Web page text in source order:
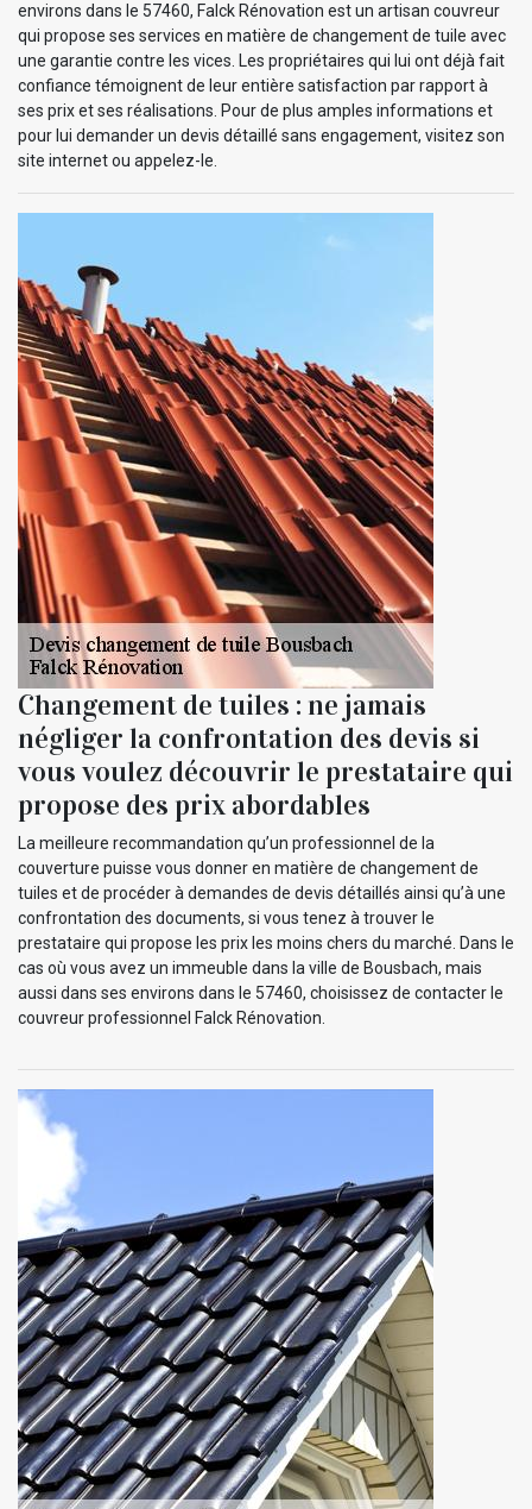
environs dans le 57460, Falck Rénovation est un artisan couvreur
qui propose ses services en matière de changement de tuile avec
une garantie contre les vices. Les propriétaires qui lui ont déjà fait
confiance témoignent de leur entière satisfaction par rapport à
ses prix et ses réalisations. Pour de plus amples informations et
pour lui demander un devis détaillé sans engagement, visitez son
site internet ou appelez-le.
Changement de tuiles : ne jamais
négliger la confrontation des devis si
vous voulez découvrir le prestataire qui
propose des prix abordables
La meilleure recommandation qu’un professionnel de la
couverture puisse vous donner en matière de changement de
tuiles et de procéder à demandes de devis détaillés ainsi qu’à une
confrontation des documents, si vous tenez à trouver le
prestataire qui propose les prix les moins chers du marché. Dans le
cas où vous avez un immeuble dans la ville de Bousbach, mais
aussi dans ses environs dans le 57460, choisissez de contacter le
couvreur professionnel Falck Rénovation.